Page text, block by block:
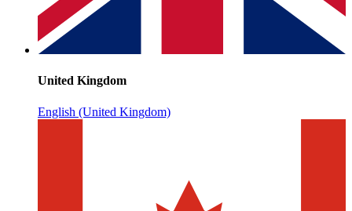
United Kingdom
English (United Kingdom)